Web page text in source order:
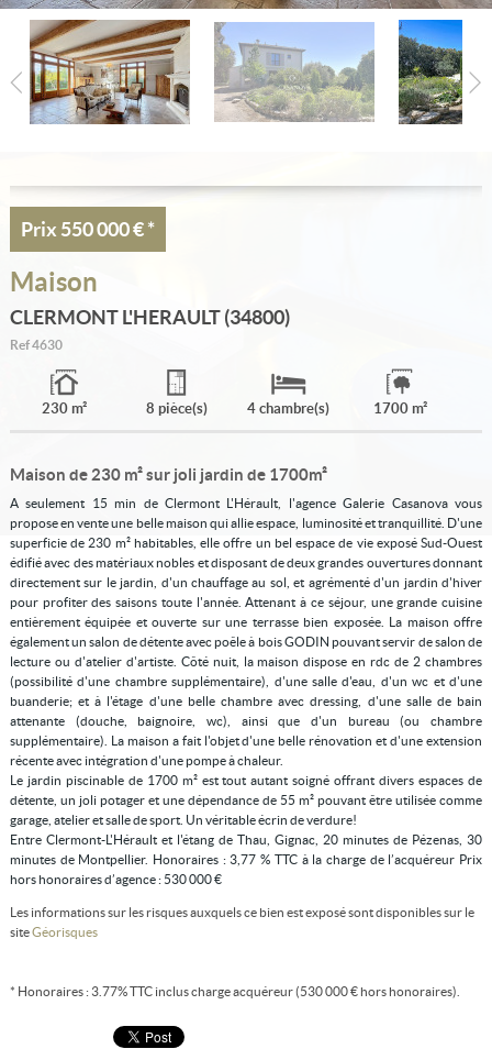
Créer une alerte
Ma sélection
Contact
Prix 550 000 €*
Maison
CLERMONT L'HERAULT (34800)
Ref4630
230 m² 8 pièce(s) 4 chambre(s) 1700 m²
Maison de 230 m² sur joli jardin de 1700m²
A seulement 15 min de Clermont L'Hérault, l'agence Galerie Casanova vous
propose en vente une belle maison qui allie espace, luminosité et tranquillité. D'une
superficie de 230 m² habitables, elle offre un bel espace de vie exposé Sud-Ouest
édifié avec des matériaux nobles et disposant de deux grandes ouvertures donnant
directement sur le jardin, d'un chauffage au sol, et agrémenté d'un jardin d'hiver
pour profiter des saisons toute l'année. Attenant à ce séjour, une grande cuisine
entièrement équipée et ouverte sur une terrasse bien exposée. La maison offre
également un salon de détente avec poêle à bois GODIN pouvant servir de salon de
lecture ou d'atelier d'artiste. Côté nuit, la maison dispose en rdc de 2 chambres
(possibilité d'une chambre supplémentaire), d'une salle d'eau, d'un wc et d'une
buanderie; et à l'étage d'une belle chambre avec dressing, d'une salle de bain
attenante (douche, baignoire, wc), ainsi que d'un bureau (ou chambre
supplémentaire). La maison a fait l'objet d'une belle rénovation et d'une extension
récente avec intégration d'une pompe à chaleur.
Le jardin piscinable de 1700 m² est tout autant soigné offrant divers espaces de
détente, un joli potager et une dépendance de 55 m² pouvant être utilisée comme
garage, atelier et salle de sport. Un véritable écrin de verdure!
Entre Clermont-L'Hérault et l'étang de Thau, Gignac, 20 minutes de Pézenas, 30
minutes de Montpellier. Honoraires : 3,77 % TTC à la charge de l’acquéreur Prix
hors honoraires d’agence : 530 000 €
Les informations sur les risques auxquels ce bien est exposé sont disponibles sur le
siteGéorisques
* Honoraires : 3.77% TTC inclus charge acquéreur (530 000 € hors honoraires).